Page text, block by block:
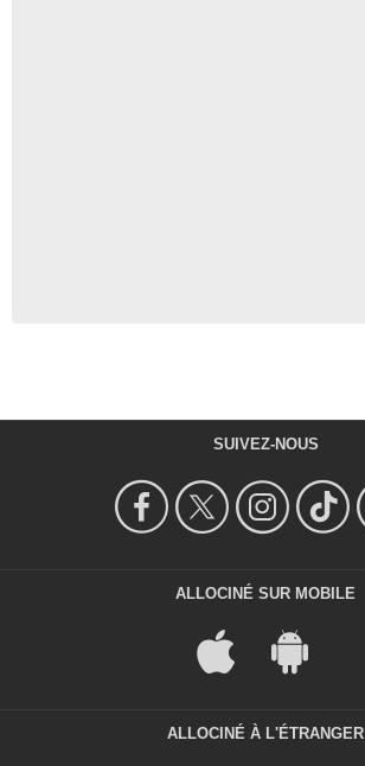
SUIVEZ-NOUS
ALLOCINÉ SUR MOBILE
ALLOCINÉ À L'ÉTRANGER